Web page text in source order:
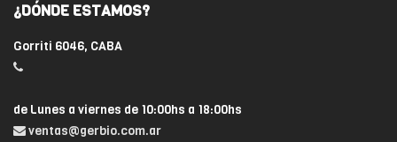
¿DÓNDE ESTAMOS?
Gorriti 6046, CABA
de Lunes a viernes de 10:00hs a 18:00hs
ventas@gerbio.com.ar